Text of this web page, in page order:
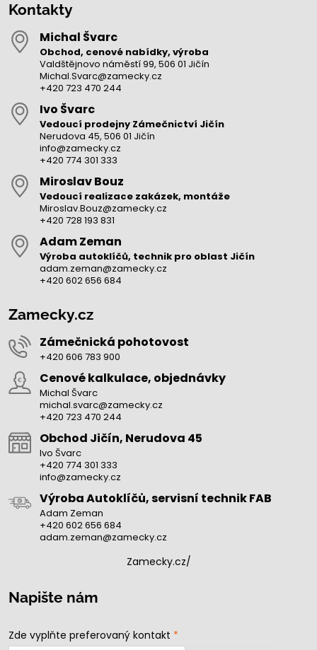
Kontakty
Michal Švarc
Obchod, cenové nabídky, výroba
Valdštějnovo náměstí 99, 506 01 Jičín
Michal.Svarc@zamecky.cz
+420 723 470 244
Ivo Švarc
Vedoucí prodejny Zámečnictví Jičín
Nerudova 45, 506 01 Jičín
info@zamecky.cz
+420 774 301 333
Miroslav Bouz
Vedoucí realizace zakázek, montáže
Miroslav.Bouz@zamecky.cz
+420 728 193 831
Adam Zeman
Výroba autoklíčů, technik pro oblast Jičín
adam.zeman@zamecky.cz
+420 602 656 684
Zamecky.cz
Zámečnická pohotovost
+420 606 783 900
Cenové kalkulace, objednávky
Michal Švarc
michal.svarc@zamecky.cz
+420 723 470 244
Obchod Jičín, Nerudova 45
Ivo Švarc
+420 774 301 333
info@zamecky.cz
Výroba Autoklíčů, servisní technik FAB
Adam Zeman
+420 602 656 684
adam.zeman@zamecky.cz
Zamecky.cz/
Napište nám
Zde vyplňte preferovaný kontakt *